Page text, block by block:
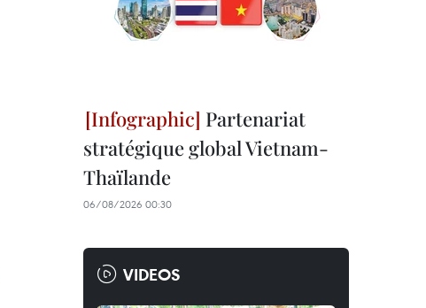
Partenariat
stratégique global Vietnam-
Thaïlande
06/08/2026 00:30
VIDEOS